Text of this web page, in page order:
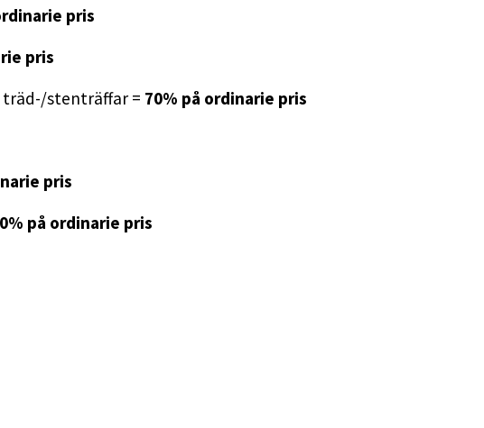
pris
pris
träd-/stenträffar = 70% på ordinarie pris
pris
på ordinarie pris